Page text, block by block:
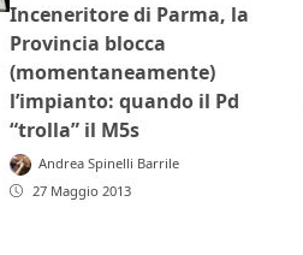
Inceneritore di Parma, la
Provincia blocca
(momentaneamente)
l’impianto: quando il Pd
“trolla” il M5s
Andrea Spinelli Barrile
27 Maggio 2013